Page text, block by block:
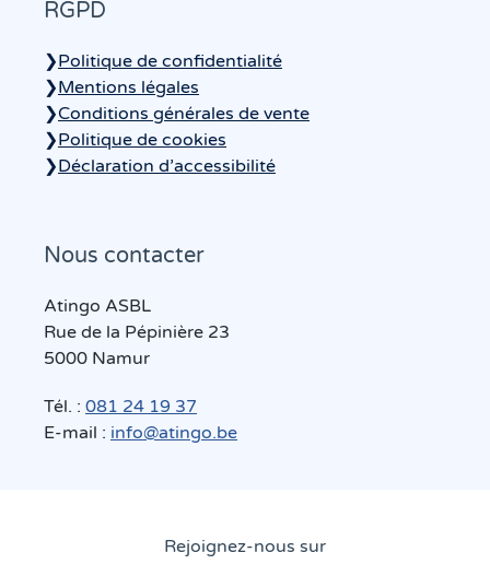
RGPD
❯Politique de confidentialité
❯Mentions légales
❯Conditions générales de vente
❯Politique de cookies
❯Déclaration d’accessibilité
Nous contacter
Atingo ASBL
Rue de la Pépinière 23
5000 Namur
Tél. : 081 24 19 37
E-mail : info@atingo.be
Rejoignez-nous sur